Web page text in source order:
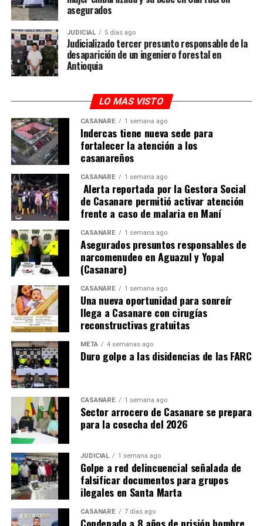
asegurados
JUDICIAL 5 días ago
Judicializado tercer presunto responsable de la
desaparición de un ingeniero forestal en
Antioquia
LO MAS VISTO
CASANARE 1 semana ago
Indercas tiene nueva sede para
fortalecer la atención a los
casanareños
CASANARE 1 semana ago
Alerta reportada por la Gestora Social
de Casanare permitió activar atención
frente a caso de malaria en Maní
CASANARE 1 semana ago
Asegurados presuntos responsables de
narcomenudeo en Aguazul y Yopal
(Casanare)
CASANARE 1 semana ago
Una nueva oportunidad para sonreír
llega a Casanare con cirugías
reconstructivas gratuitas
META 4 semanas ago
Duro golpe a las disidencias de las FARC
CASANARE 1 semana ago
Sector arrocero de Casanare se prepara
para la cosecha del 2026
JUDICIAL 1 semana ago
Golpe a red delincuencial señalada de
falsificar documentos para grupos
ilegales en Santa Marta
CASANARE 7 días ago
Condenado a 8 años de prisión hombre